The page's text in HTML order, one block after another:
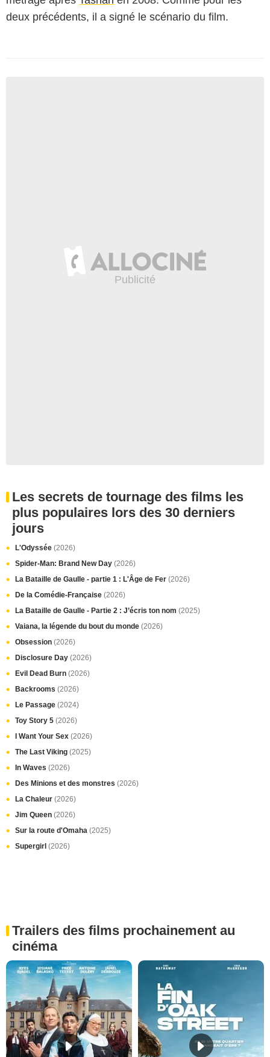
deux précédents, il a signé le scénario du film.
Les secrets de tournage des films les
plus populaires lors des 30 derniers
jours
L'Odyssée (2026)
Spider-Man: Brand New Day (2026)
La Bataille de Gaulle - partie 1 : L'Âge de Fer (2026)
De la Comédie-Française (2026)
La Bataille de Gaulle - Partie 2 : J’écris ton nom (2025)
Vaiana, la légende du bout du monde (2026)
Obsession (2026)
Disclosure Day (2026)
Evil Dead Burn (2026)
Backrooms (2026)
Le Passage (2024)
Toy Story 5 (2026)
I Want Your Sex (2026)
The Last Viking (2025)
In Waves (2026)
Des Minions et des monstres (2026)
La Chaleur (2026)
Jim Queen (2026)
Sur la route d'Omaha (2025)
Supergirl (2026)
Trailers des films prochainement au
cinéma